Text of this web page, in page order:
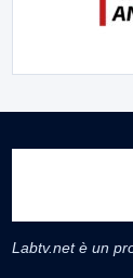
Labtv.net è un